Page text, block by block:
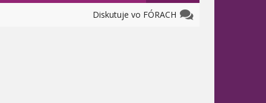
Diskutuje vo FÓRACH